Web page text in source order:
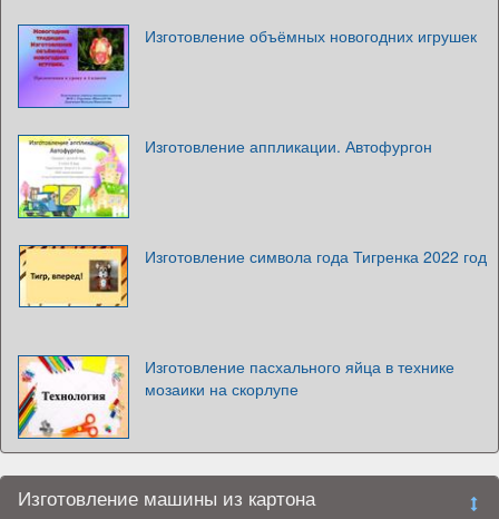
Изготовление объёмных новогодних игрушек
Изготовление аппликации. Автофургон
Изготовление символа года Тигренка 2022 год
Изготовление пасхального яйца в технике
мозаики на скорлупе
Изготовление машины из картона